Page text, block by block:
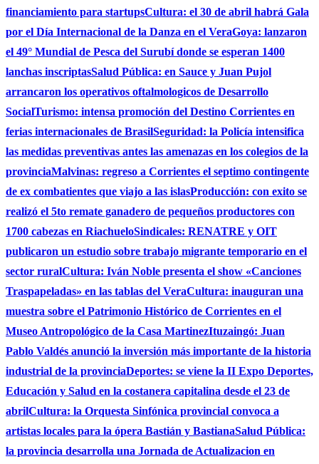
financiamiento para startupsCultura: el 30 de abril habrá Gala
por el Día Internacional de la Danza en el VeraGoya: lanzaron
el 49° Mundial de Pesca del Surubí donde se esperan 1400
lanchas inscriptasSalud Pública: en Sauce y Juan Pujol
arrancaron los operativos oftalmologicos de Desarrollo
SocialTurismo: intensa promoción del Destino Corrientes en
ferias internacionales de BrasilSeguridad: la Policía intensifica
las medidas preventivas antes las amenazas en los colegios de la
provinciaMalvinas: regreso a Corrientes el septimo contingente
de ex combatientes que viajo a las islasProducción: con exito se
realizó el 5to remate ganadero de pequeños productores con
1700 cabezas en RiachueloSindicales: RENATRE y OIT
publicaron un estudio sobre trabajo migrante temporario en el
sector ruralCultura: Iván Noble presenta el show «Canciones
Traspapeladas» en las tablas del VeraCultura: inauguran una
muestra sobre el Patrimonio Histórico de Corrientes en el
Museo Antropológico de la Casa MartinezItuzaingó: Juan
Pablo Valdés anunció la inversión más importante de la historia
industrial de la provinciaDeportes: se viene la II Expo Deportes,
Educación y Salud en la costanera capitalina desde el 23 de
abrilCultura: la Orquesta Sinfónica provincial convoca a
artistas locales para la ópera Bastián y BastianaSalud Pública:
la provincia desarrolla una Jornada de Actualizacion en